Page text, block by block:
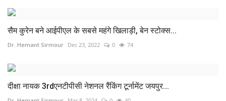
सैम कुरेन बने आईपीएल के सबसे महंगे खिलाड़ी, बेन स्टोक्स...
Dr. Hemant Sirmour Dec 23, 2022 0 74
दीक्षा नायक 3rdएनटीपीसी नेशनल रैंकिंग टूर्नामेंट जयपुर...